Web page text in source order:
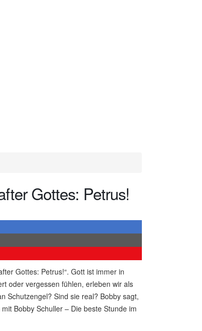
Gottes: Petrus!
Gottes: Petrus!“. Gott ist immer in
oder vergessen fühlen, erleben wir als
Schutzengel? Sind sie real? Bobby sagt,
Bobby Schuller – Die beste Stunde im